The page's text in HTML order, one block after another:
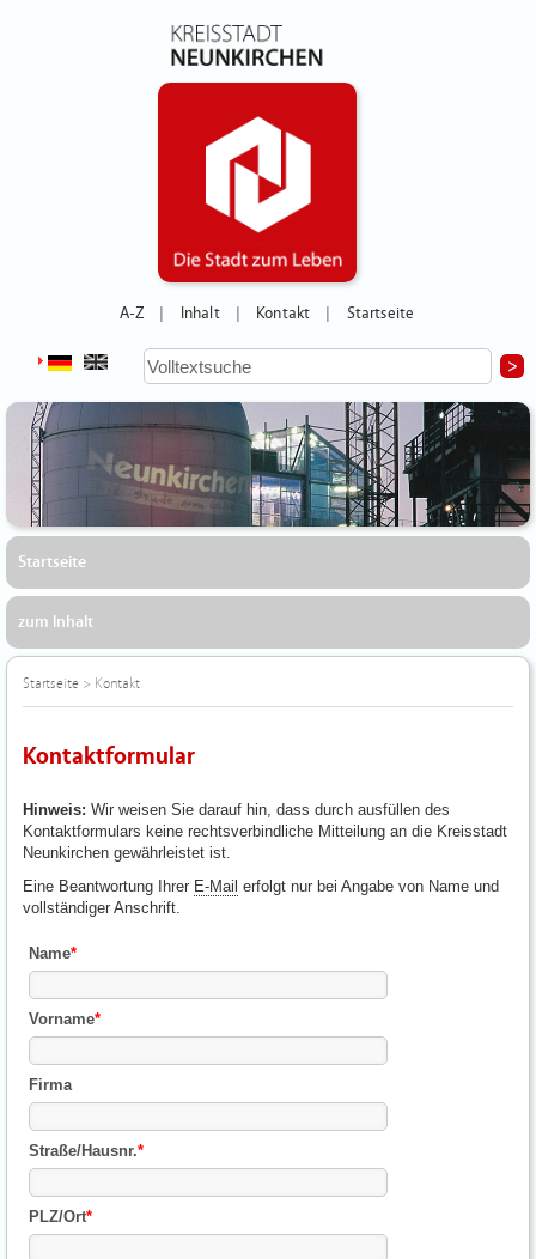
A-Z Inhalt Kontakt Startseite
Startseite
zum Inhalt
Startseite > Kontakt
Kontaktformular
Hinweis: Wir weisen Sie darauf hin, dass durch ausfüllen des
Kontaktformulars keine rechtsverbindliche Mitteilung an die Kreisstadt
Neunkirchen gewährleistet ist.
Eine Beantwortung Ihrer E-Mail erfolgt nur bei Angabe von Name und
vollständiger Anschrift.
Name*
Vorname*
Firma
Straße/Hausnr.*
PLZ/Ort*